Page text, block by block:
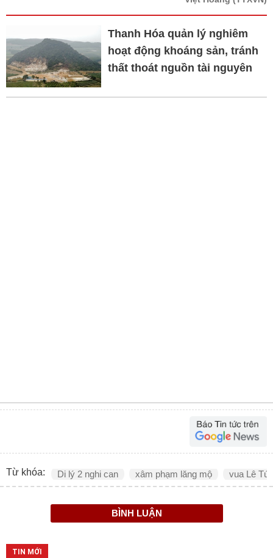
Thanh Hóa quản lý nghiêm
hoạt động khoáng sản, tránh
thất thoát nguồn tài nguyên
Từ khóa: Di lý 2 nghi can xâm phạm lăng mộ vua Lê
BÌNH LUẬN
TIN MỚI